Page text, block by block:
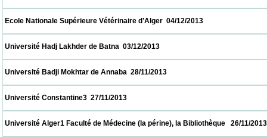
Ecole Nationale Supérieure Vétérinaire d’Alger  04/12/2013
Université Hadj Lakhder de Batna  03/12/2013
Université Badji Mokhtar de Annaba  28/11/2013
Université Constantine3  27/11/2013
Université Alger1 Faculté de Médecine (la périne), la